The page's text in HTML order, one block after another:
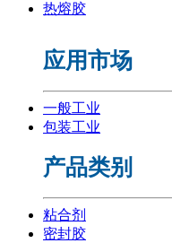
热熔胶
应用市场
一般工业
包装工业
产品类别
粘合剂
密封胶